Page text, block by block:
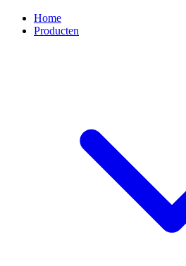
Home
Producten